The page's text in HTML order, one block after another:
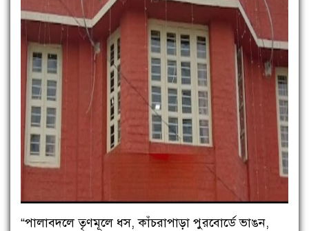
“পালাবদলে তৃণমূলে ধস, কাঁচরাপাড়া পুরবোর্ডে ভাঙন,